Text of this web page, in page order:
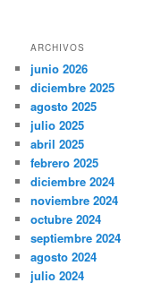
ARCHIVOS
junio 2026
diciembre 2025
agosto 2025
julio 2025
abril 2025
febrero 2025
diciembre 2024
noviembre 2024
octubre 2024
septiembre 2024
agosto 2024
julio 2024